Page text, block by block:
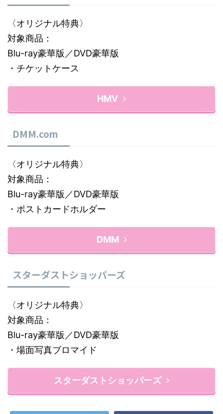
〈オリジナル特典〉
対象商品：
Blu-ray豪華版／DVD豪華版
・チケットケース
HMV
DMM.com
〈オリジナル特典〉
対象商品：
Blu-ray豪華版／DVD豪華版
・ポストカードホルダー
DMM
スターダストショッパーズ
〈オリジナル特典〉
対象商品：
Blu-ray豪華版／DVD豪華版
・場面写真ブロマイド
スターダストショッパーズ